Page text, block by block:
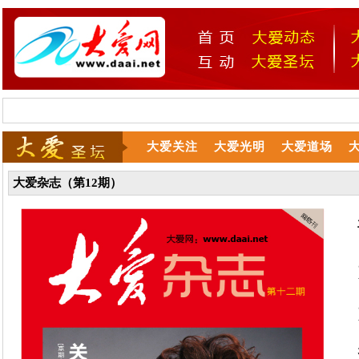
大爱关注 大爱光明 大爱道场
大爱杂志（第12期）